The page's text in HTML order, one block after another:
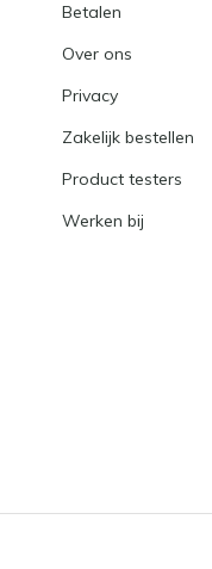
Betalen
Over ons
Privacy
Zakelijk bestellen
Product testers
Werken bij